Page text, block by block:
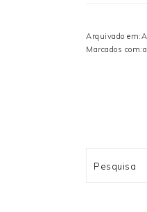
Arquivado em:
Marcados com:
Search